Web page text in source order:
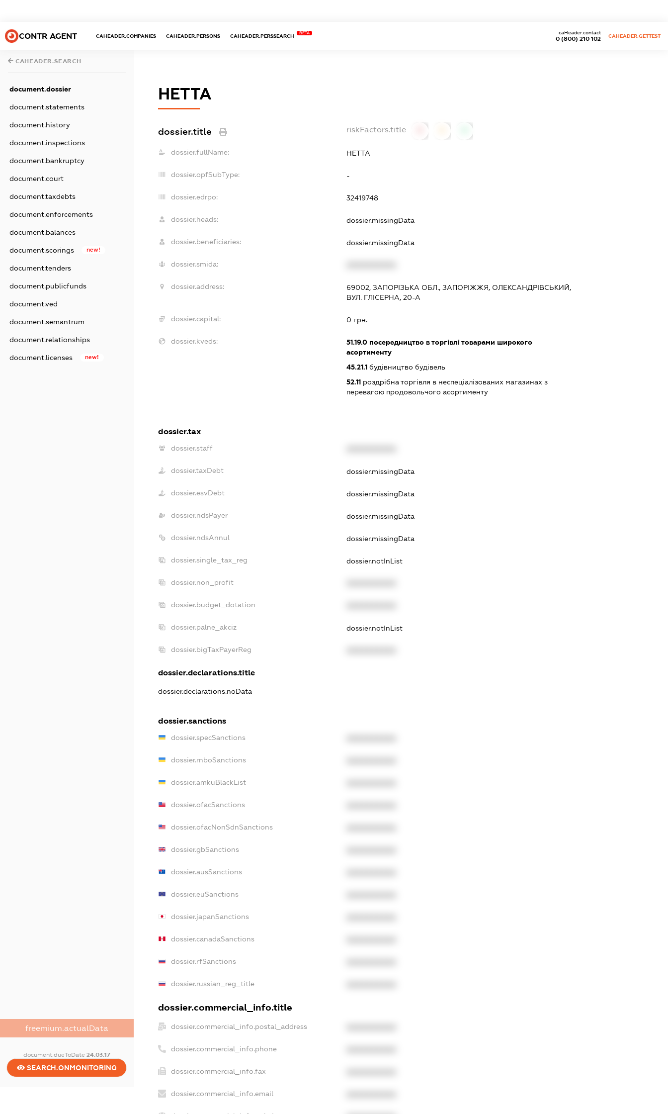
CONTR AGENT CAHEADER.COMPANIES CAHEADER.PERSONS CAHEADER.PERSSEARCH
BETA
0 (800) 210 102
caHeader.contact
CAHEADER.GETTEST
CAHEADER.SEARCH
document.dossier
document.statements
document.history
document.inspections
document.bankruptcy
document.court
document.taxdebts
document.enforcements
document.balances
document.scorings new!
document.tenders
document.publicfunds
document.ved
document.semantrum
document.relationships
document.licenses new!
freemium.actualData
document.dueToDate 24.03.17
SEARCH.ONMONITORING
НЕТТА
dossier.title riskFactors.title
dossier.fullName: НЕТТА
dossier.opfSubType: -
dossier.edrpo: 32419748
dossier.heads: dossier.missingData
dossier.beneficiaries: dossier.missingData
dossier.smida:
dossier.address:
69002, ЗАПОРІЗЬКА ОБЛ., ЗАПОРІЖЖЯ, ОЛЕКСАНДРІВСЬКИЙ,
ВУЛ. ГЛІСЕРНА, 20-А
dossier.capital: 0 грн.
dossier.kveds: 51.19.0 посередництво в торгівлі товарами широкого
асортименту
45.21.1 будівництво будівель
52.11 роздрібна торгівля в неспеціалізованих магазинах з
перевагою продовольчого асортименту
dossier.tax
dossier.staff
dossier.taxDebt dossier.missingData
dossier.esvDebt dossier.missingData
dossier.ndsPayer dossier.missingData
dossier.ndsAnnul dossier.missingData
dossier.single_tax_reg dossier.notInList
dossier.non_profit
dossier.budget_dotation
dossier.palne_akciz dossier.notInList
dossier.bigTaxPayerReg
dossier.declarations.title
dossier.declarations.noData
dossier.sanctions
dossier.specSanctions
dossier.rnboSanctions
dossier.amkuBlackList
dossier.ofacSanctions
dossier.ofacNonSdnSanctions
dossier.gbSanctions
dossier.ausSanctions
dossier.euSanctions
dossier.japanSanctions
dossier.canadaSanctions
dossier.rfSanctions
dossier.russian_reg_title
dossier.commercial_info.title
dossier.commercial_info.postal_address
dossier.commercial_info.phone
dossier.commercial_info.fax
dossier.commercial_info.email